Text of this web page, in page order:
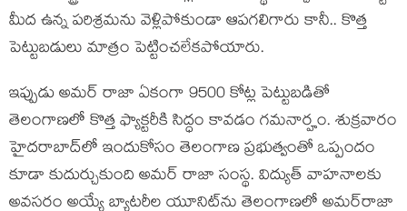
మీద ఉన్న పరిశ్రమను వెళ్లిపోకుండా ఆపగలిగారు కానీ.. కొత్త
పెట్టుబడులు మాత్రం పెట్టించలేకపోయారు.
ఇప్పుడు అమర్ రాజా ఏకంగా 9500 కోట్ల పెట్టుబడితో
తెలంగాణలో కొత్త ఫ్యాక్టరీకి సిద్ధం కావడం గమనార్హం. శుక్రవారం
హైదరాబాద్‌లో ఇందుకోసం తెలంగాణ ప్రభుత్వంతో ఒప్పందం
కూడా కుదుర్చుకుంది అమర్ రాజా సంస్థ. విద్యుత్ వాహనాలకు
అవసరం అయ్యే బ్యాటరీల యూనిట్‌ను తెలంగాణలో అమర్‌రాజా